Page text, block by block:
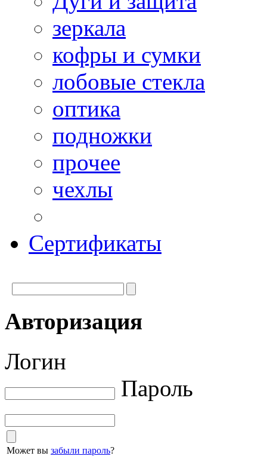
зеркала
кофры и сумки
лобовые стекла
оптика
подножки
прочее
чехлы
Сертификаты
Авторизация
Логин
Пароль
Может вы забыли пароль?